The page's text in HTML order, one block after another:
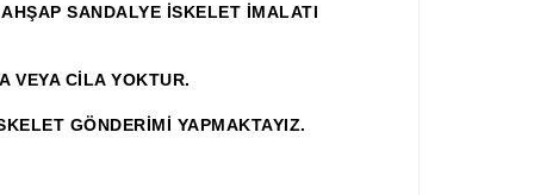
SANDALYE İSKELET İMALATI
VEYA CİLA YOKTUR.
GÖNDERİMİ YAPMAKTAYIZ.